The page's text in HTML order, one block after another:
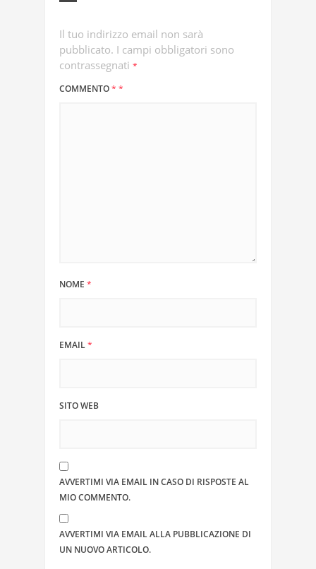
Il tuo indirizzo email non sarà
pubblicato. I campi obbligatori sono
contrassegnati *
COMMENTO* *
NOME *
EMAIL*
SITO WEB
AVVERTIMI VIA EMAIL IN CASO DI RISPOSTE AL
MIO COMMENTO.
AVVERTIMI VIA EMAIL ALLA PUBBLICAZIONE DI
UN NUOVO ARTICOLO.